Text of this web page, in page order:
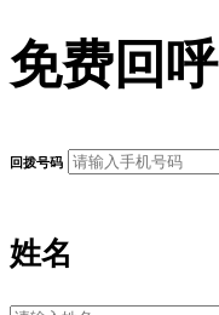
免费回呼
回拨号码
姓名